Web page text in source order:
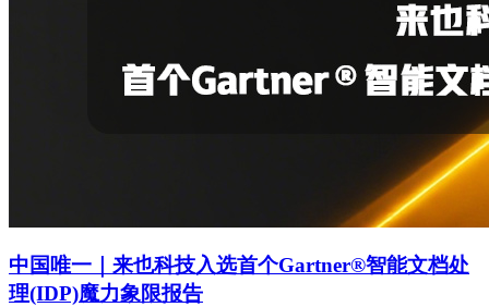
中国唯一｜来也科技入选首个Gartner®智能文档处
理(IDP)魔力象限报告